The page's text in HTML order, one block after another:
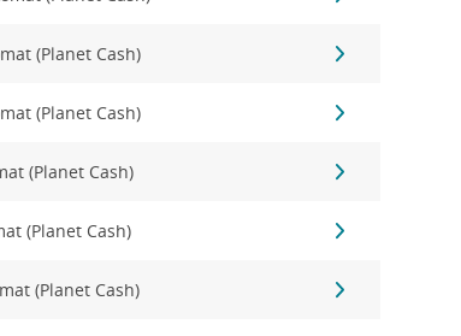
(Planet Cash)
(Planet Cash)
(Planet Cash)
(Planet Cash)
(Planet Cash)